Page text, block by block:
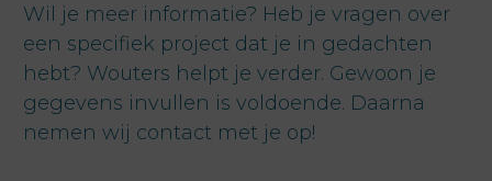
Wil je meer informatie? Heb je vragen over
een specifiek project dat je in gedachten
hebt? Wouters helpt je verder. Gewoon je
gegevens invullen is voldoende. Daarna
nemen wij contact met je op!